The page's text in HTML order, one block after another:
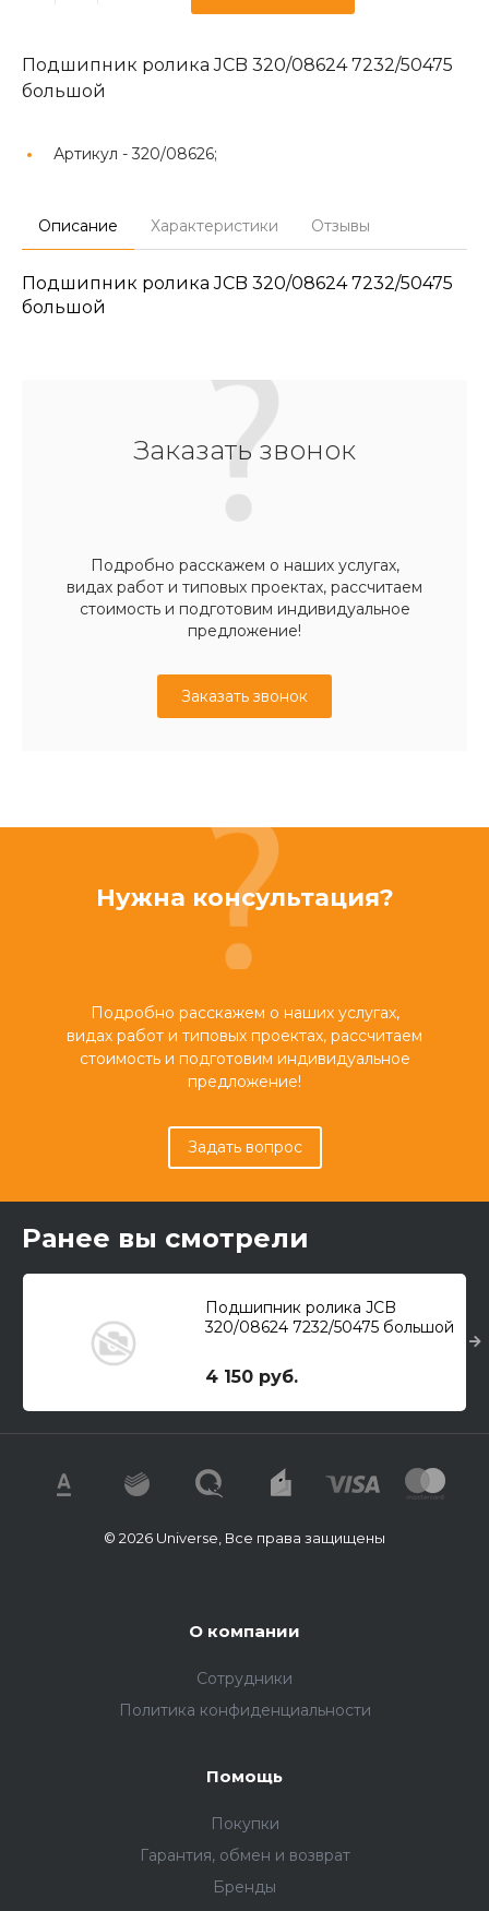
Подшипник ролика JCB 320/08624 7232/50475
большой
Артикул - 320/08626;
Описание Характеристики Отзывы
Подшипник ролика JCB 320/08624 7232/50475
большой
Заказать звонок
Подробно расскажем о наших услугах,
видах работ и типовых проектах, рассчитаем
стоимость и подготовим индивидуальное
предложение!
Заказать звонок
Нужна консультация?
Подробно расскажем о наших услугах,
видах работ и типовых проектах, рассчитаем
стоимость и подготовим индивидуальное
предложение!
Задать вопрос
Ранее вы смотрели
Подшипник ролика JCB
320/08624 7232/50475 большой
4 150 руб.
© 2026 Universe, Все права защищены
О компании
Сотрудники
Политика конфиденциальности
Помощь
Покупки
Гарантия, обмен и возврат
Бренды